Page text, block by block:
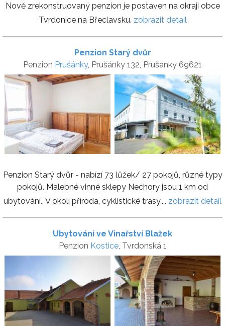
Nově zrekonstruovaný penzion je postaven na okraji obce
Tvrdonice na Břeclavsku. zobrazit detail
Penzion Starý dvůr
Penzion Prušánky, Prušánky 132, Prušánky 69621
Penzion Starý dvůr - nabízí 73 lůžek/ 27 pokojů, různé typy
pokojů. Malebné vinné sklepy Nechory jsou 1 km od
ubytování.. V okolí příroda, cyklistické trasy,... zobrazit detail
Ubytování ve Vinařství Blažek
Penzion Kostice, Tvrdonská 1